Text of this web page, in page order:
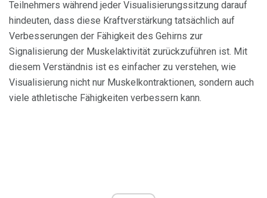
Teilnehmers während jeder Visualisierungssitzung darauf
hindeuten, dass diese Kraftverstärkung tatsächlich auf
Verbesserungen der Fähigkeit des Gehirns zur
Signalisierung der Muskelaktivität zurückzuführen ist. Mit
diesem Verständnis ist es einfacher zu verstehen, wie
Visualisierung nicht nur Muskelkontraktionen, sondern auch
viele athletische Fähigkeiten verbessern kann.